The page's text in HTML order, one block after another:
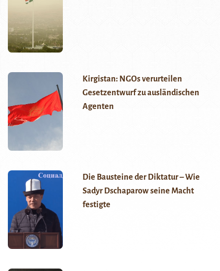
Kirgistan: NGOs verurteilen
Gesetzentwurf zu ausländischen
Agenten
Die Bausteine der Diktatur – Wie
Sadyr Dschaparow seine Macht
festigte